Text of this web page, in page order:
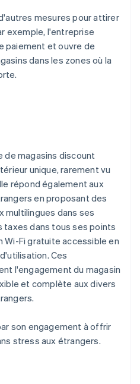
mesures pour attirer
exemple, l'entreprise
paiement et ouvre de
dans les zones où la
de magasins discount
unique, rarement vu
répond également aux
en proposant des
multilingues dans ses
taxes dans tous ses points
Wi-Fi gratuite accessible en
Ces
l'engagement du magasin
et complète aux divers
son engagement à offrir
stress aux étrangers.